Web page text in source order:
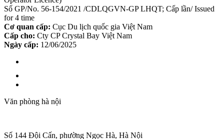
Số GP/No. 56-154/2021 /CDLQGVN-GP LHQT; Cấp lần/ Issued
for 4 time
Cơ quan cấp: Cục Du lịch quốc gia Việt Nam
Cấp cho: Cty CP Crystal Bay Việt Nam
Ngày cấp: 12/06/2025
Văn phòng hà nội
Số 144 Đội Cấn, phường Ngọc Hà, Hà Nội